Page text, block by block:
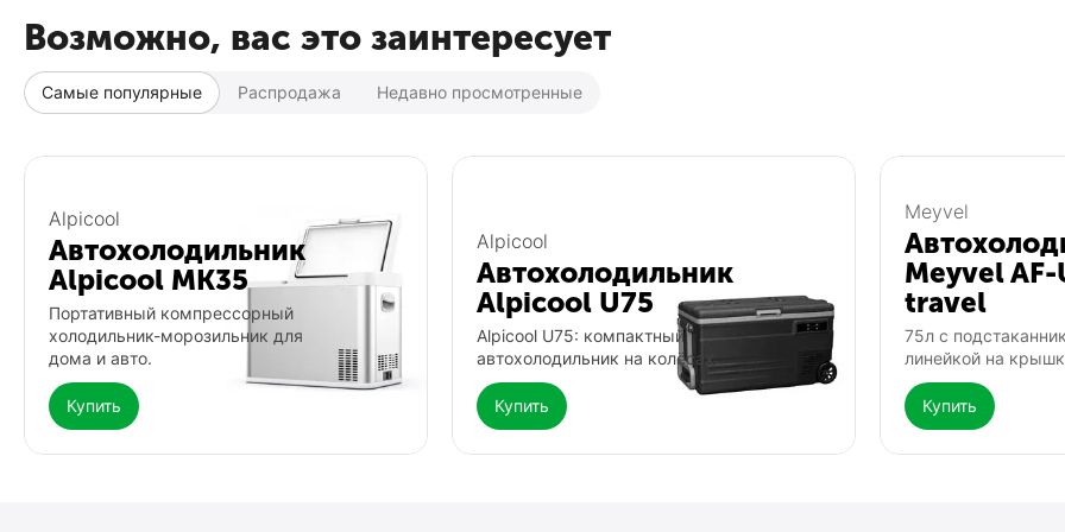
Возможно, вас это заинтересует
Самые популярные Распродажа Недавно просмотренные
Популярный
Alpicool
Автохолодильник
Alpicool MK35
Портативный компрессорный
холодильник-морозильник для
дома и авто.
Купить
Alpicool
Автохолодильник
Alpicool U75
Alpicool U75: компактный
автохолодильник на колёсах.
Купить
Meyvel
Meyvel AF-
travel
75л с
линейкой на
Купить